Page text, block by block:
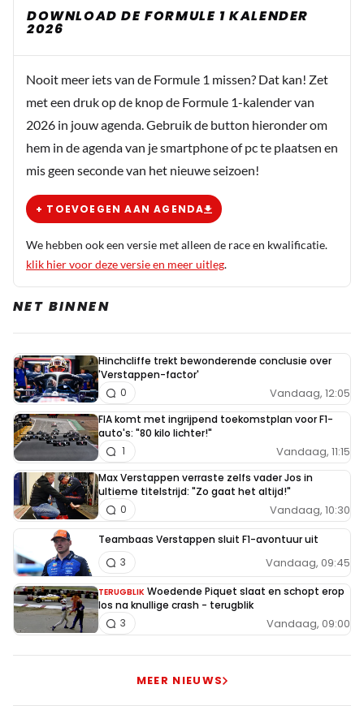
punten te pakken op Lewis. Uiteraard hoop ik ook op
En ook zonder giga risico kan Max altijd nog winnen.
Maar een WK wordt niet snel gewonnen door onbesuisde
acties. En al zou Max een tik krijgen in bv. bocht 1, of
elders van LeClerc, dan kun je mogelijk achteraf wel
zeggen, het was de schuld van LeClerc? Nee het gaat er
nu om dat Max laat zien dat hij geleerd heeft en NIET in
de boobytrap trapt van ten koste van alles willen winnen
23 mei 2021 11:38
Een wonder nodig, zal wel weer Guus geluk worden. Bot
slechte pitstop en moet daarna Sir Hami doorlaten of
dergelijk scenario
wderks1540634756
23 mei 2021 11:54
Sir Lewis zal het niet makkelijk hebben met Sainz Norris
en Gasley voor zich bij de start en zeker Bottas moet bij
de start op Sainz letten die gaat aanvallen als een raket
Dus al met al zie ik het voor Leclerc en Max hoopvol in bij
de start Ferrari wil zeker punten scoren vandaag
DOWNLOAD DE FORMULE 1 KALENDER
2026
Nooit meer iets van de Formule 1 missen? Dat kan! Zet
met een druk op de knop de Formule 1-kalender van
2026 in jouw agenda. Gebruik de button hieronder om
hem in de agenda van je smartphone of pc te plaatsen en
mis geen seconde van het nieuwe seizoen!
+ TOEVOEGEN AAN AGENDA
We hebben ook een versie met alleen de race en kwalificatie.
klik hier voor deze versie en meer uitleg.
NET BINNEN
Hinchcliffe trekt bewonderende conclusie over
'Verstappen-factor'
Vandaag, 12:05
0
FIA komt met ingrijpend toekomstplan voor F1-
auto's: "80 kilo lichter!"
Vandaag, 11:15
1
Max Verstappen verraste zelfs vader Jos in
ultieme titelstrijd: "Zo gaat het altijd!"
Vandaag, 10:30
0
Teambaas Verstappen sluit F1-avontuur uit
Vandaag, 09:45
3
TERUGBLIK Woedende Piquet slaat en schopt erop
los na knullige crash - terugblik
Vandaag, 09:00
3
MEER NIEUWS